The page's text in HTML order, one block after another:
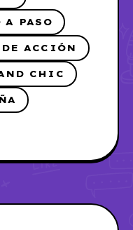
A PASO
ACCIÓN
CHIC